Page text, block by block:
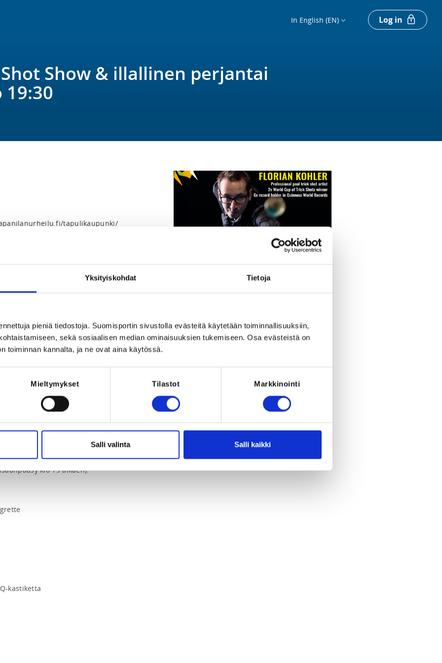
Yksityiskohdat Tietoja
pieniä tiedostoja. Suomisportin sivustolla evästeitä käytetään toiminnallisuuksiin,
sekä sosiaalisen median ominaisuuksien tukemiseen. Osa evästeistä on
toiminnan kannalta, ja ne ovat aina käytössä.
Mieltymykset Tilastot Markkinointi
Salli valinta Salli kaikki
In English (EN) Log in
Show & illallinen perjantai
19:30
tapulikaupunki/
at 15:00
paikan päälle tapahtumaan. Maksut
tapahtuman alkua. Mikäli haluat ostaa
toimistoon puh. 0400638706
Maailmankuulu Florian "Venom" Kohler Trickshots show
temppulyöntien kaksinkertainen
Guinness World Records haltija
biljarditemppuja. Sisältää shown ja
klo 19 alkaen).
kastiketta
Registration period ended onFr 26.11.2021at